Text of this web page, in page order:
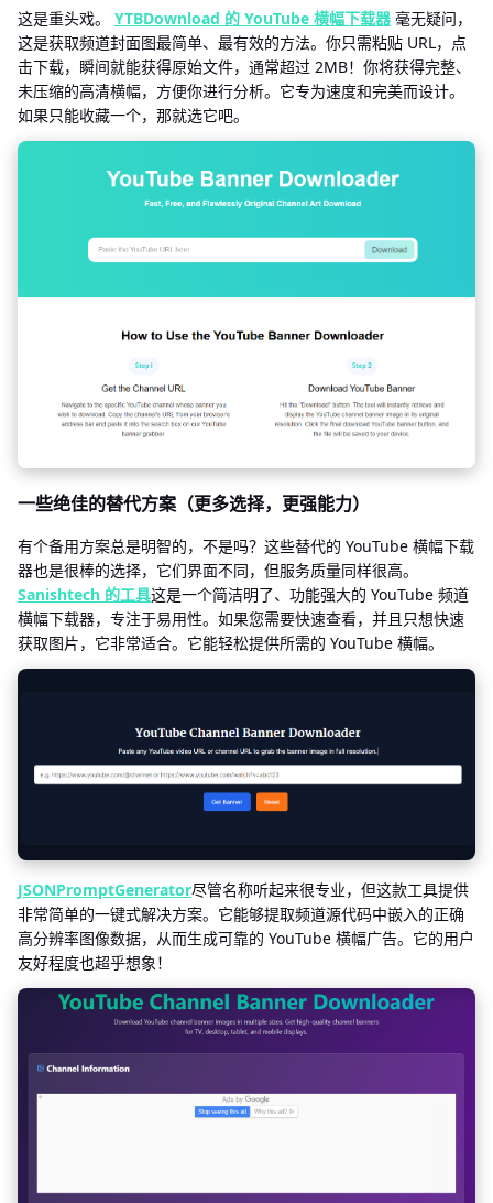
这是重头戏。 YTBDownload 的 YouTube 横幅下载器毫无疑问，
这是获取频道封面图最简单、最有效的方法。你只需粘贴 URL，点
击下载，瞬间就能获得原始文件，通常超过 2MB！你将获得完整、
未压缩的高清横幅，方便你进行分析。它专为速度和完美而设计。
如果只能收藏一个，那就选它吧。
一些绝佳的替代方案（更多选择，更强能力）
有个备用方案总是明智的，不是吗？这些替代的 YouTube 横幅下载
器也是很棒的选择，它们界面不同，但服务质量同样很高。
Sanishtech 的工具这是一个简洁明了、功能强大的 YouTube 频道
横幅下载器，专注于易用性。如果您需要快速查看，并且只想快速
获取图片，它非常适合。它能轻松提供所需的 YouTube 横幅。
JSONPromptGenerator尽管名称听起来很专业，但这款工具提供
非常简单的一键式解决方案。它能够提取频道源代码中嵌入的正确
高分辨率图像数据，从而生成可靠的 YouTube 横幅广告。它的用户
友好程度也超乎想象！